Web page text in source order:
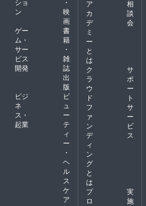
ン
映
画
ゲー
ム・
サー
ビス
開発
書
籍
・
雑
誌
出
版
ビジ
ネ
ス・
起業
ビ
ュ
ー
テ
ィ
ー
・
ヘ
ル
ス
ケ
ア
ア
カ
デ
ミ
ー
と
は
相
談
会
ク
ラ
ウ
ド
フ
ァ
ン
デ
ィ
ン
グ
と
は
サ
ポ
ー
ト
サ
ー
ビ
ス
プ
ロ
実
施